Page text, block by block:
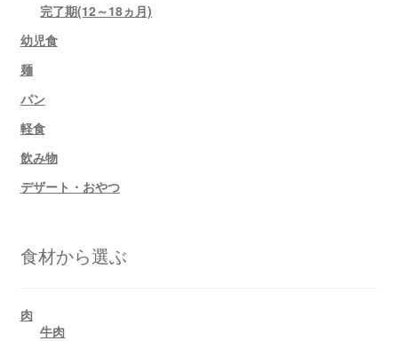
完了期(12～18ヵ月)
幼児食
麺
パン
軽食
飲み物
デザート・おやつ
食材から選ぶ
肉
牛肉